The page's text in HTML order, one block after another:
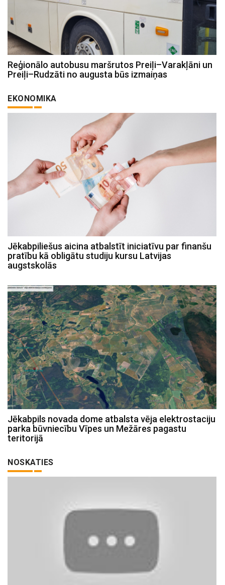
Reģionālo autobusu maršrutos Preiļi–Varakļāni un
Preiļi–Rudzāti no augusta būs izmaiņas
EKONOMIKA
Jēkabpiliešus aicina atbalstīt iniciatīvu par finanšu
pratību kā obligātu studiju kursu Latvijas
augstskolās
Jēkabpils novada dome atbalsta vēja elektrostaciju
parka būvniecību Vīpes un Mežāres pagastu
teritorijā
NOSKATIES